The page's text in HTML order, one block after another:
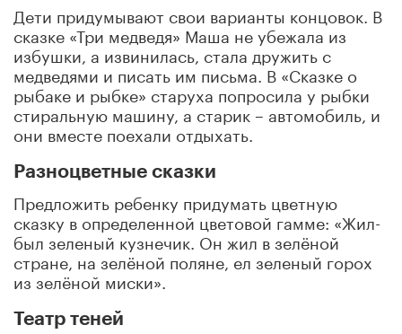
Дети придумывают свои варианты концовок. В
сказке «Три медведя» Маша не убежала из
избушки, а извинилась, стала дружить с
медведями и писать им письма. В «Сказке о
рыбаке и рыбке» старуха попросила у рыбки
стиральную машину, а старик – автомобиль, и
они вместе поехали отдыхать.
Разноцветные сказки
Предложить ребенку придумать цветную
сказку в определенной цветовой гамме: «Жил-
был зеленый кузнечик. Он жил в зелёной
стране, на зелёной поляне, ел зеленый горох
из зелёной миски».
Театр теней